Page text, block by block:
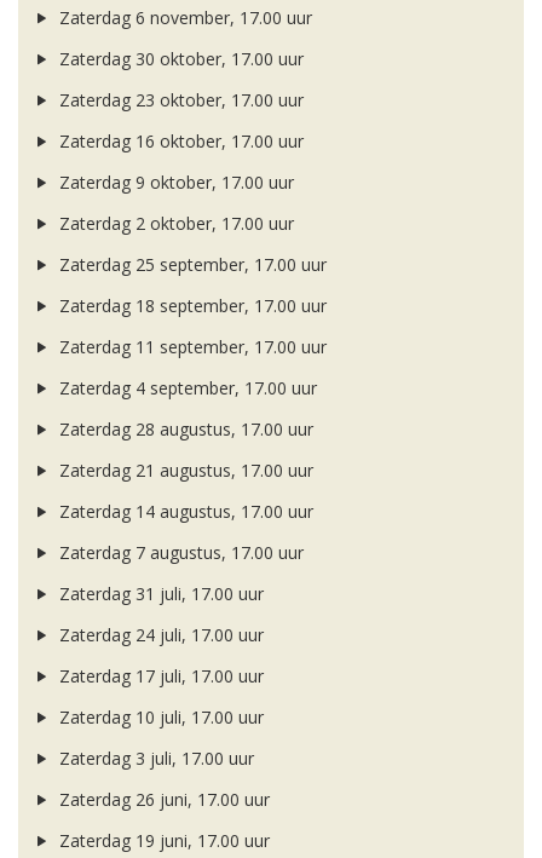
Zaterdag 6 november, 17.00 uur
Zaterdag 30 oktober, 17.00 uur
Zaterdag 23 oktober, 17.00 uur
Zaterdag 16 oktober, 17.00 uur
Zaterdag 9 oktober, 17.00 uur
Zaterdag 2 oktober, 17.00 uur
Zaterdag 25 september, 17.00 uur
Zaterdag 18 september, 17.00 uur
Zaterdag 11 september, 17.00 uur
Zaterdag 4 september, 17.00 uur
Zaterdag 28 augustus, 17.00 uur
Zaterdag 21 augustus, 17.00 uur
Zaterdag 14 augustus, 17.00 uur
Zaterdag 7 augustus, 17.00 uur
Zaterdag 31 juli, 17.00 uur
Zaterdag 24 juli, 17.00 uur
Zaterdag 17 juli, 17.00 uur
Zaterdag 10 juli, 17.00 uur
Zaterdag 3 juli, 17.00 uur
Zaterdag 26 juni, 17.00 uur
Zaterdag 19 juni, 17.00 uur